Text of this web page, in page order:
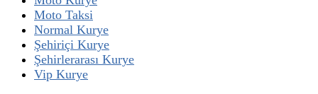
Moto Taksi
Normal Kurye
Şehiriçi Kurye
Şehirlerarası Kurye
Vip Kurye